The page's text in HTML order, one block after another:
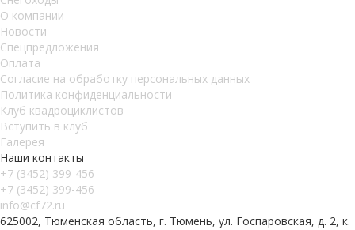
О компании
Новости
Спецпредложения
Оплата
Согласие на обработку персональных данных
Политика конфиденциальности
Клуб квадроциклистов
Вступить в клуб
Галерея
Наши контакты
+7 (3452) 399-456
+7 (3452) 399-456
info@cf72.ru
625002, Тюменская область, г. Тюмень, ул. Госпаровская, д. 2, к.